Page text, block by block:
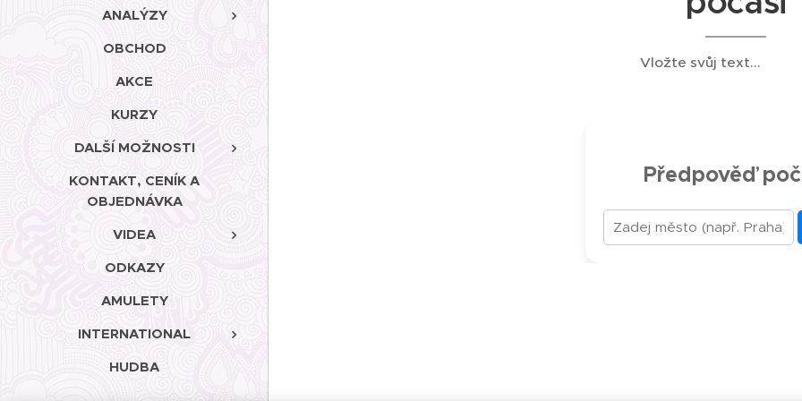
ANALÝZY
OBCHOD
AKCE
KURZY
DALŠÍ MOŽNOSTI
KONTAKT, CENÍK A
OBJEDNÁVKA
VIDEA
ODKAZY
AMULETY
INTERNATIONAL
HUDBA
Vložte svůj text...
Předpověď